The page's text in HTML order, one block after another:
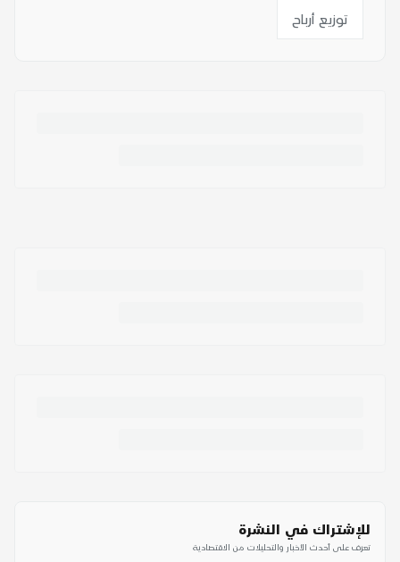
توزيع أرباح
للإشتراك في النشرة
تعرف على أحدث الأخبار والتحليلات من الاقتصادية